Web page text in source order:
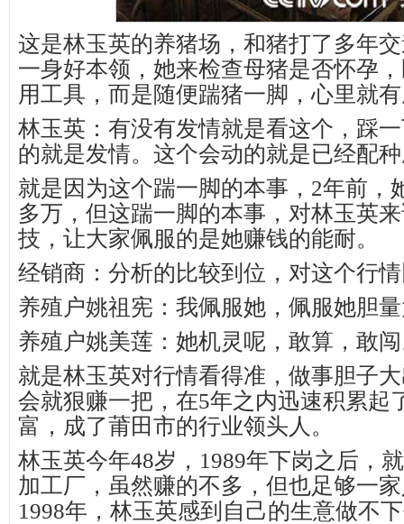
这是林玉英的养猪场，和猪打了多年
一身好本领，她来检查母猪是否怀孕
用工具，而是随便踹猪一脚，心里就
林玉英：有没有发情就是看这个，踩
的就是发情。这个会动的就是已经配
就是因为这个踹一脚的本事，2年前，
多万，但这踹一脚的本事，对林玉英
技，让大家佩服的是她赚钱的能耐。
经销商：分析的比较到位，对这个行
养殖户姚祖宪：我佩服她，佩服她胆
养殖户姚美莲：她机灵呢，敢算，敢
就是林玉英对行情看得准，做事胆子
会就狠赚一把，在5年之内迅速积累起
富，成了莆田市的行业领头人。
林玉英今年48岁，1989年下岗之后，
加工厂，虽然赚的不多，但也足够一
1998年，林玉英感到自己的生意做不